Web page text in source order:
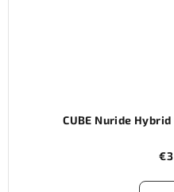
CUBE Nuride